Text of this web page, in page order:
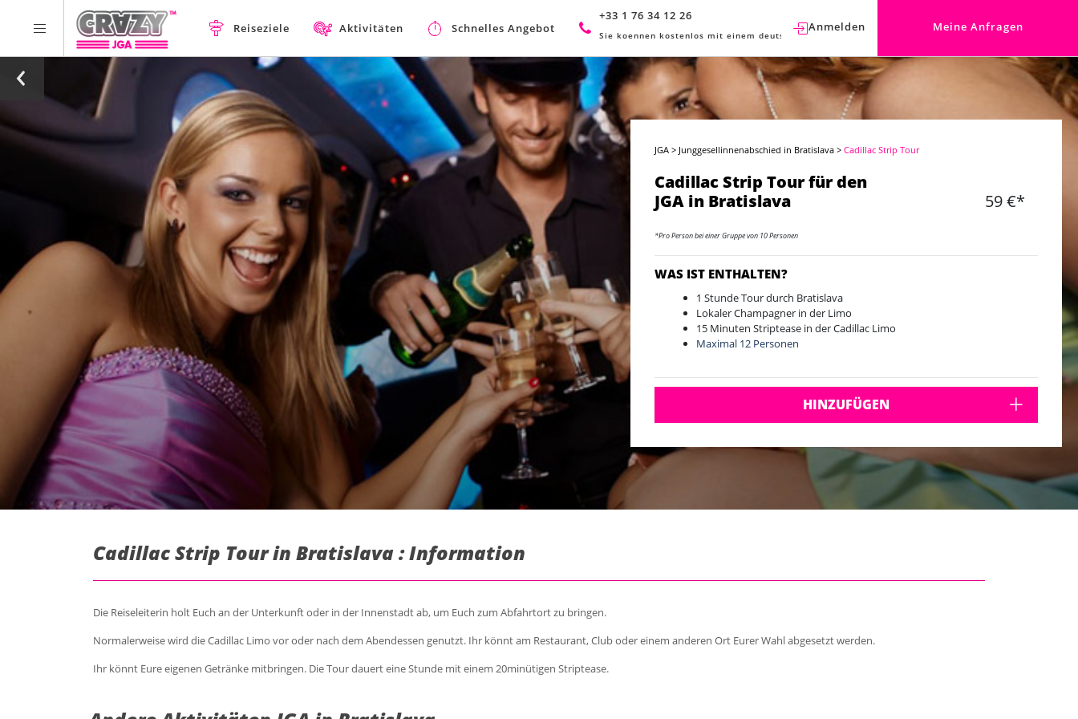
Reiseziele Aktivitäten Schnelles Angebot
+33 1 76 34 12 26
Sie koennen kostenlos mit einem deutschen Berater sprechen.
Anmelden Meine Anfragen
JGA > Junggesellinnenabschied in Bratislava >Cadillac Strip Tour
Cadillac Strip Tour für den
JGA in Bratislava
59 €*
*Pro Person bei einer Gruppe von 10 Personen
WAS IST ENTHALTEN?
1 Stunde Tour durch Bratislava
Lokaler Champagner in der Limo
15 Minuten Striptease in der Cadillac Limo
Maximal 12 Personen
HINZUFÜGEN
Cadillac Strip Tour in Bratislava : Information
Die Reiseleiterin holt Euch an der Unterkunft oder in der Innenstadt ab, um Euch zum Abfahrtort zu bringen.
Normalerweise wird die Cadillac Limo vor oder nach dem Abendessen genutzt. Ihr könnt am Restaurant, Club oder einem anderen Ort Eurer Wahl abgesetzt werden.
Ihr könnt Eure eigenen Getränke mitbringen. Die Tour dauert eine Stunde mit einem 20minütigen Striptease.